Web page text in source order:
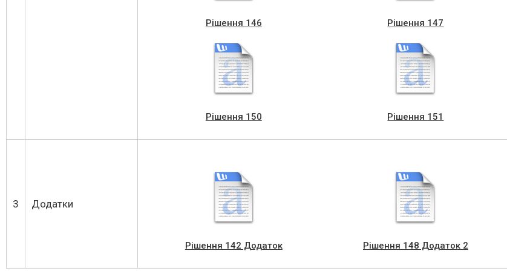
Рішення 146 Рішення 147
Рішення 150 Рішення 151
3 Додатки
Рішення 142 Додаток Рішення 148 Додаток 2